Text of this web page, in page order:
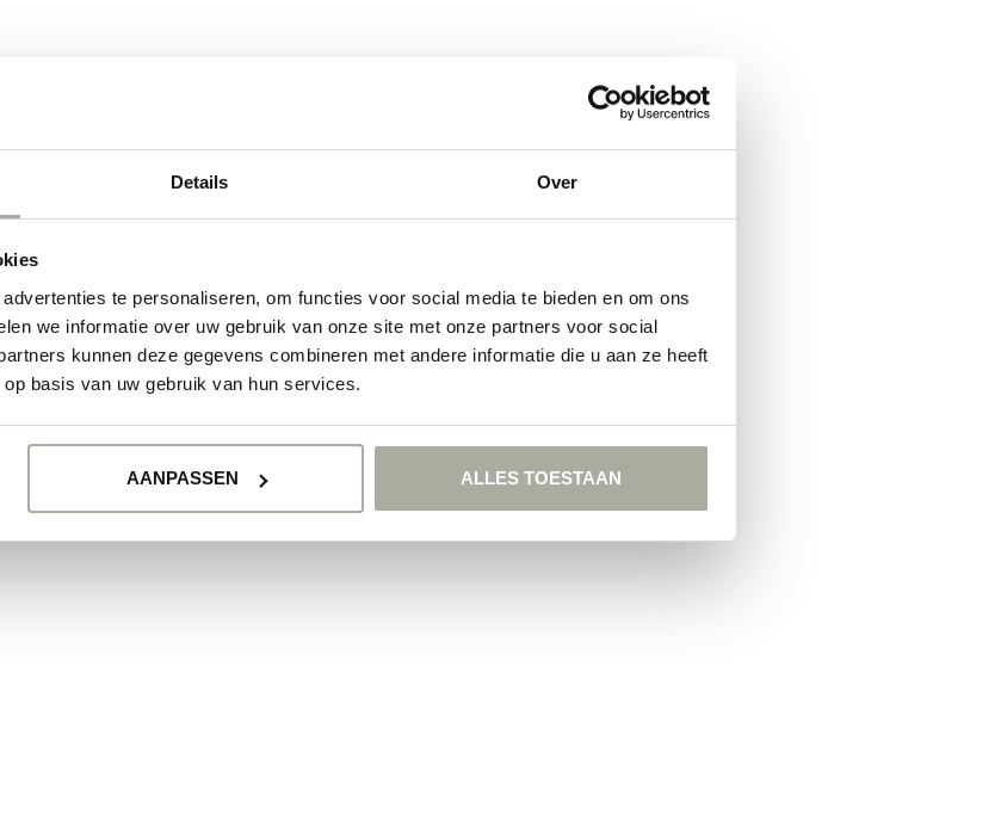
Details Over
te personaliseren, om functies voor social media te bieden en om ons
we informatie over uw gebruik van onze site met onze partners voor social
kunnen deze gegevens combineren met andere informatie die u aan ze heeft
basis van uw gebruik van hun services.
AANPASSEN ALLES TOESTAAN